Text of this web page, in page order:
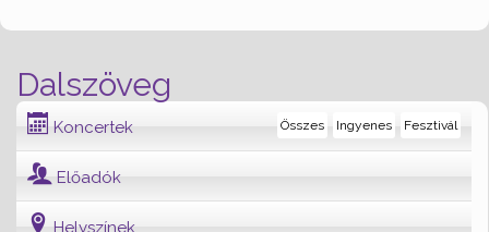
Dalszöveg
Koncertek Fesztivál
Ingyenes
Összes
Előadók
Helyszínek